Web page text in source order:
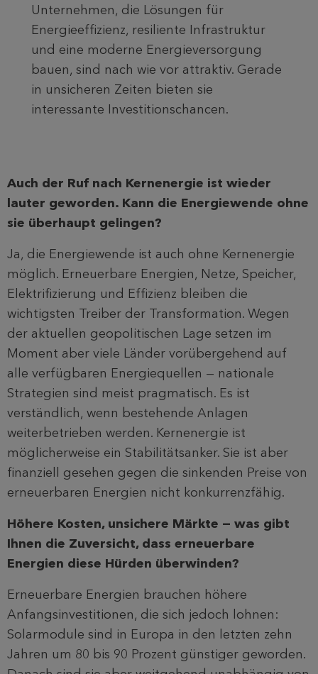
Unternehmen, die Lösungen für
Energieeffizienz, resiliente Infrastruktur
und eine moderne Energieversorgung
bauen, sind nach wie vor attraktiv. Gerade
in unsicheren Zeiten bieten sie
interessante Investitionschancen.
Auch der Ruf nach Kernenergie ist wieder
lauter geworden. Kann die Energiewende ohne
sie überhaupt gelingen?
Ja, die Energiewende ist auch ohne Kernenergie
möglich. Erneuerbare Energien, Netze, Speicher,
Elektrifizierung und Effizienz bleiben die
wichtigsten Treiber der Transformation. Wegen
der aktuellen geopolitischen Lage setzen im
Moment aber viele Länder vorübergehend auf
alle verfügbaren Energiequellen — nationale
Strategien sind meist pragmatisch. Es ist
verständlich, wenn bestehende Anlagen
weiterbetrieben werden. Kernenergie ist
möglicherweise ein Stabilitätsanker. Sie ist aber
finanziell gesehen gegen die sinkenden Preise von
erneuerbaren Energien nicht konkurrenzfähig.
Höhere Kosten, unsichere Märkte — was gibt
Ihnen die Zuversicht, dass erneuerbare
Energien diese Hürden überwinden?
Erneuerbare Energien brauchen höhere
Anfangsinvestitionen, die sich jedoch lohnen:
Solarmodule sind in Europa in den letzten zehn
Jahren um 80 bis 90 Prozent günstiger geworden.